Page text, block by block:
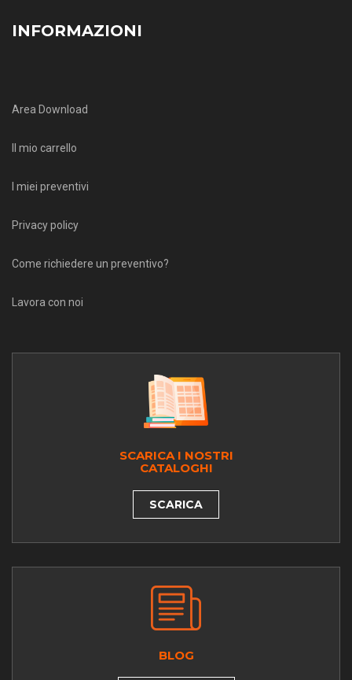
INFORMAZIONI
Area Download
Il mio carrello
I miei preventivi
Privacy policy
Come richiedere un preventivo?
Lavora con noi
SCARICA I NOSTRI
CATALOGHI
SCARICA
BLOG